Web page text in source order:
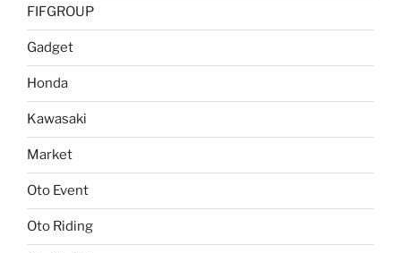
FIFGROUP
Gadget
Honda
Kawasaki
Market
Oto Event
Oto Riding